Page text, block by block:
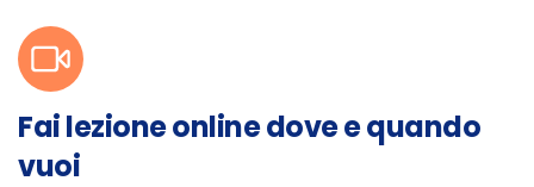
Fai lezione online dove e quando
vuoi